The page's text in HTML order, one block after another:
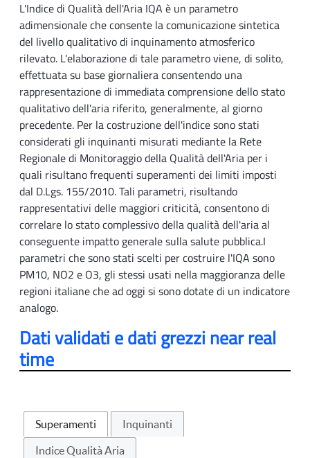
L'Indice di Qualità dell'Aria IQA è un parametro
adimensionale che consente la comunicazione sintetica
del livello qualitativo di inquinamento atmosferico
rilevato. L'elaborazione di tale parametro viene, di solito,
effettuata su base giornaliera consentendo una
rappresentazione di immediata comprensione dello stato
qualitativo dell'aria riferito, generalmente, al giorno
precedente. Per la costruzione dell'indice sono stati
considerati gli inquinanti misurati mediante la Rete
Regionale di Monitoraggio della Qualità dell'Aria per i
quali risultano frequenti superamenti dei limiti imposti
dal D.Lgs. 155/2010. Tali parametri, risultando
rappresentativi delle maggiori criticità, consentono di
correlare lo stato complessivo della qualità dell'aria al
conseguente impatto generale sulla salute pubblica.I
parametri che sono stati scelti per costruire l'IQA sono
PM10, NO2 e O3, gli stessi usati nella maggioranza delle
regioni italiane che ad oggi si sono dotate di un indicatore
analogo.
Dati validati e dati grezzi near real
time
Superamenti Inquinanti
Indice Qualità Aria